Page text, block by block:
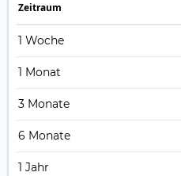
Zeit­raum
1 Woche
1 Monat
3 Monate
6 Monate
1 Jahr